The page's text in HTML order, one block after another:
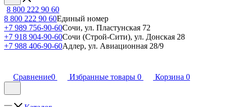
8 800 222 90 60
8 800 222 90 60Единый номер
+7 989 756-90-60Сочи, ул. Пластунская 72
+7 918 904-90-60Сочи (Строй-Сити), ул. Донская 28
+7 988 406-90-60Адлер, ул. Авиационная 28/9
Сравнение0 Избранные товары 0 Корзина 0